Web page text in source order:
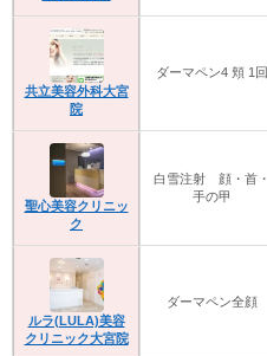
共立美容外科大宮
院
ダーマペン4 頬 1回
聖心美容クリニッ
ク
白雪注射 顔・首・
手の甲
ルラ(LULA)美容
クリニック大宮院
ダーマペン全顔